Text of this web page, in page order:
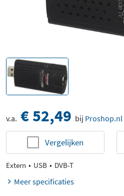
v.a. € 52,49 bij Proshop.nl
Vergelijken
Extern USB DVB-T
Meer specificaties